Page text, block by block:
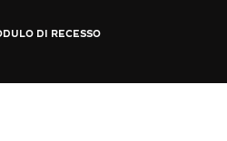
DI RECESSO